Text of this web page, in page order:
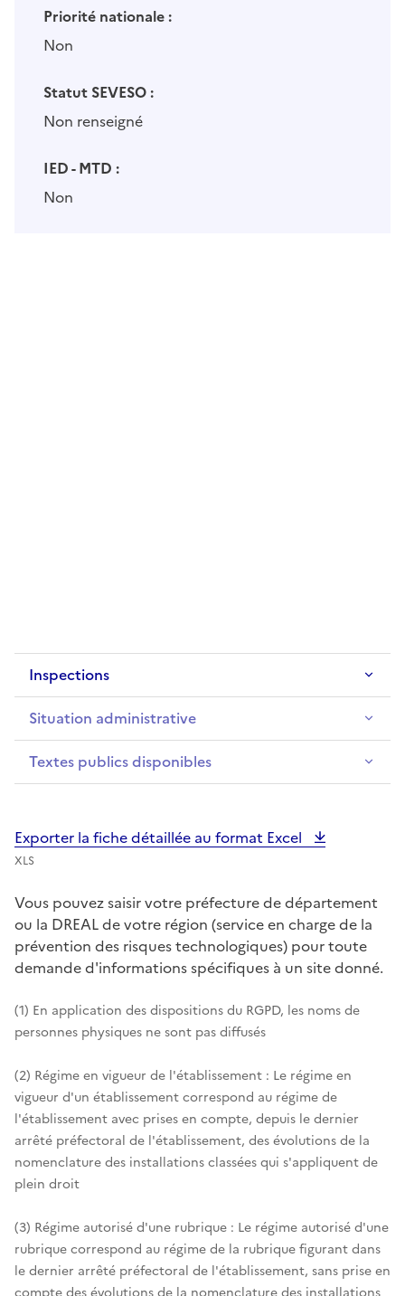
Priorité nationale :
Non
Statut SEVESO :
Non renseigné
IED - MTD :
Non
Inspections
Situation administrative
Textes publics disponibles
Exporter la fiche détaillée au format Excel
XLS
Vous pouvez saisir votre préfecture de département
ou la DREAL de votre région (service en charge de la
prévention des risques technologiques) pour toute
demande d'informations spécifiques à un site donné.
(1) En application des dispositions du RGPD, les noms de
personnes physiques ne sont pas diffusés
(2) Régime en vigueur de l'établissement : Le régime en
vigueur d'un établissement correspond au régime de
l'établissement avec prises en compte, depuis le dernier
arrêté préfectoral de l'établissement, des évolutions de la
nomenclature des installations classées qui s'appliquent de
plein droit
(3) Régime autorisé d'une rubrique : Le régime autorisé d'une
rubrique correspond au régime de la rubrique figurant dans
le dernier arrêté préfectoral de l'établissement, sans prise en